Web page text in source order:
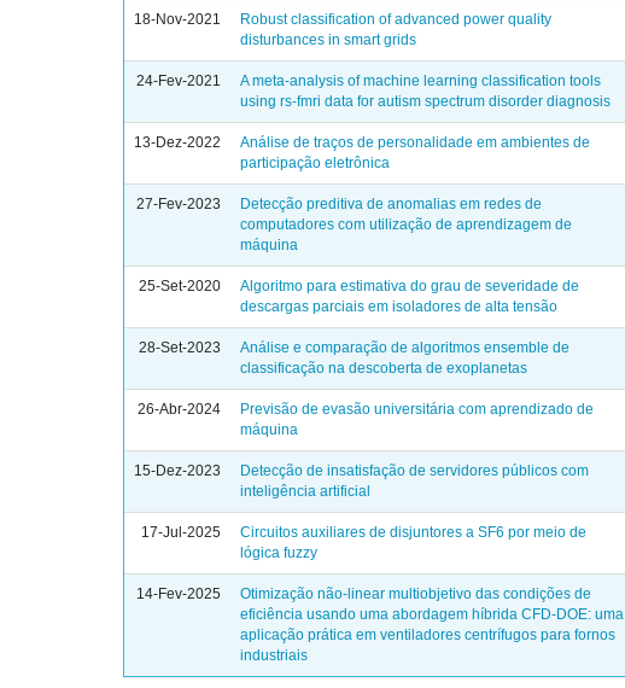
18-Nov-2021
Robust classification of advanced power quality
disturbances in smart grids
24-Fev-2021
A meta-analysis of machine learning classification tools
using rs-fmri data for autism spectrum disorder diagnosis
13-Dez-2022
Análise de traços de personalidade em ambientes de
participação eletrônica
27-Fev-2023
Detecção preditiva de anomalias em redes de
computadores com utilização de aprendizagem de
máquina
25-Set-2020
Algoritmo para estimativa do grau de severidade de
descargas parciais em isoladores de alta tensão
28-Set-2023
Análise e comparação de algoritmos ensemble de
classificação na descoberta de exoplanetas
26-Abr-2024
Previsão de evasão universitária com aprendizado de
máquina
15-Dez-2023
Detecção de insatisfação de servidores públicos com
inteligência artificial
17-Jul-2025
Circuitos auxiliares de disjuntores a SF6 por meio de
lógica fuzzy
14-Fev-2025
Otimização não-linear multiobjetivo das condições de
eficiência usando uma abordagem híbrida CFD-DOE: uma
aplicação prática em ventiladores centrífugos para fornos
industriais